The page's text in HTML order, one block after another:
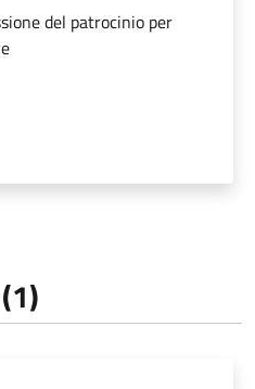
del patrocinio per